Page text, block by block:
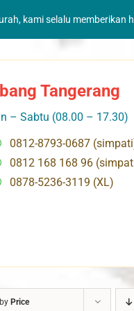
kami selalu memberikan
Tangerang
– Sabtu (08.00 – 17.30)
0812-8793-0687
0812 168 168 96
0878-5236-3119 (XL)
Price